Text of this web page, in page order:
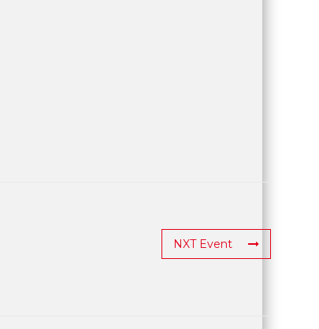
NXT Event